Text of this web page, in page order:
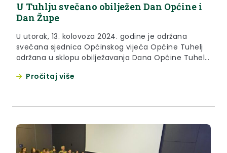
U Tuhlju svečano obilježen Dan Općine i
Dan Župe
U utorak, 13. kolovoza 2024. godine je održana
svečana sjednica Općinskog vijeća Općine Tuhelj
održana u sklopu obilježavanja Dana Općine Tuhelj i
prostoru Osnovne škole Lijepa naša u Tuhelju.
Pročitaj više